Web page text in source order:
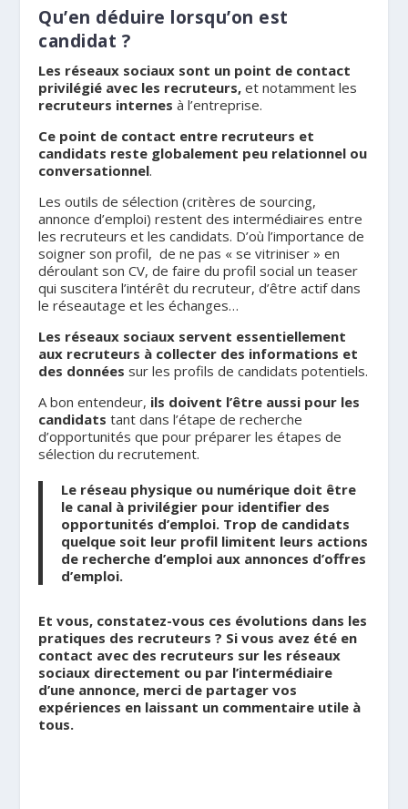
Qu’en déduire lorsqu’on est
candidat ?
Les réseaux sociaux sont un point de contact
privilégié avec les recruteurs, et notamment les
recruteurs internes à l’entreprise.
Ce point de contact entre recruteurs et
candidats reste globalement peu relationnel ou
conversationnel.
Les outils de sélection (critères de sourcing,
annonce d’emploi) restent des intermédiaires entre
les recruteurs et les candidats. D’où l’importance de
soigner son profil, de ne pas « se vitriniser » en
déroulant son CV, de faire du profil social un teaser
qui suscitera l’intérêt du recruteur, d’être actif dans
le réseautage et les échanges…
Les réseaux sociaux servent essentiellement
aux recruteurs à collecter des informations et
des données sur les profils de candidats potentiels.
A bon entendeur, ils doivent l’être aussi pour les
candidats tant dans l’étape de recherche
d’opportunités que pour préparer les étapes de
sélection du recrutement.
Le réseau physique ou numérique doit être
le canal à privilégier pour identifier des
opportunités d’emploi. Trop de candidats
quelque soit leur profil limitent leurs actions
de recherche d’emploi aux annonces d’offres
d’emploi.
Et vous, constatez-vous ces évolutions dans les
pratiques des recruteurs ? Si vous avez été en
contact avec des recruteurs sur les réseaux
sociaux directement ou par l’intermédiaire
d’une annonce, merci de partager vos
expériences en laissant un commentaire utile à
tous.